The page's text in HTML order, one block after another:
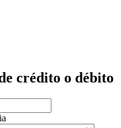
crédito o débito